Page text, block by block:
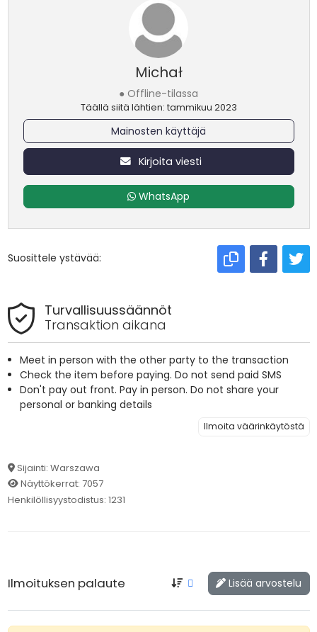
Michał
● Offline-tilassa
Täällä siitä lähtien: tammikuu 2023
Mainosten käyttäjä
Kirjoita viesti
WhatsApp
Suosittele ystävää:
Turvallisuussäännöt
Transaktion aikana
Meet in person with the other party to the transaction
Check the item before paying. Do not send paid SMS
Don't pay out front. Pay in person. Do not share your
personal or banking details
Ilmoita väärinkäytöstä
Sijainti: Warszawa
Näyttökerrat: 7057
Henkilöllisyystodistus: 1231
Ilmoituksen palaute Lisää arvostelu